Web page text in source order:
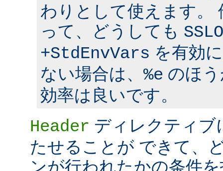
わりとして使えます。
って、どうしても
+StdEnvVars を有効
ない場合は、 %e のほ
効率は良いです。
Header ディレクティブ
たせることが できて、
ンが行われたかの条件